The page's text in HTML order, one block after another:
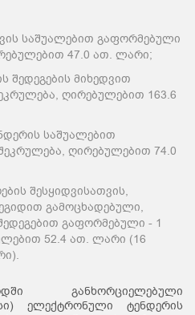
საშუალებით გაფორმებული
47.0 ათ. ლარი;
შედეგების მიხედვით
ღირებულებით 163.6
საშუალებით
ღირებულებით 74.0
შესყიდვისათვის,
გამოცხადებული,
გაფორმებული - 1
52.4 ათ. ლარი (16
განხორციელებული
ელექტრონული ტენდერის